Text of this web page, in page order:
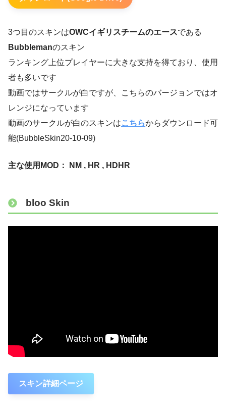
3つ目のスキンはOWCイギリスチームのエースである
Bubblemanのスキン
ランキング上位プレイヤーに大きな支持を得ており、使用
者も多いです
動画ではサークルが白ですが、こちらのバージョンではオ
レンジになっています
動画のサークルが白のスキンはこちらからダウンロード可
能(BubbleSkin20-10-09)
主な使用MOD： NM , HR , HDHR
bloo Skin
スキン詳細ページ